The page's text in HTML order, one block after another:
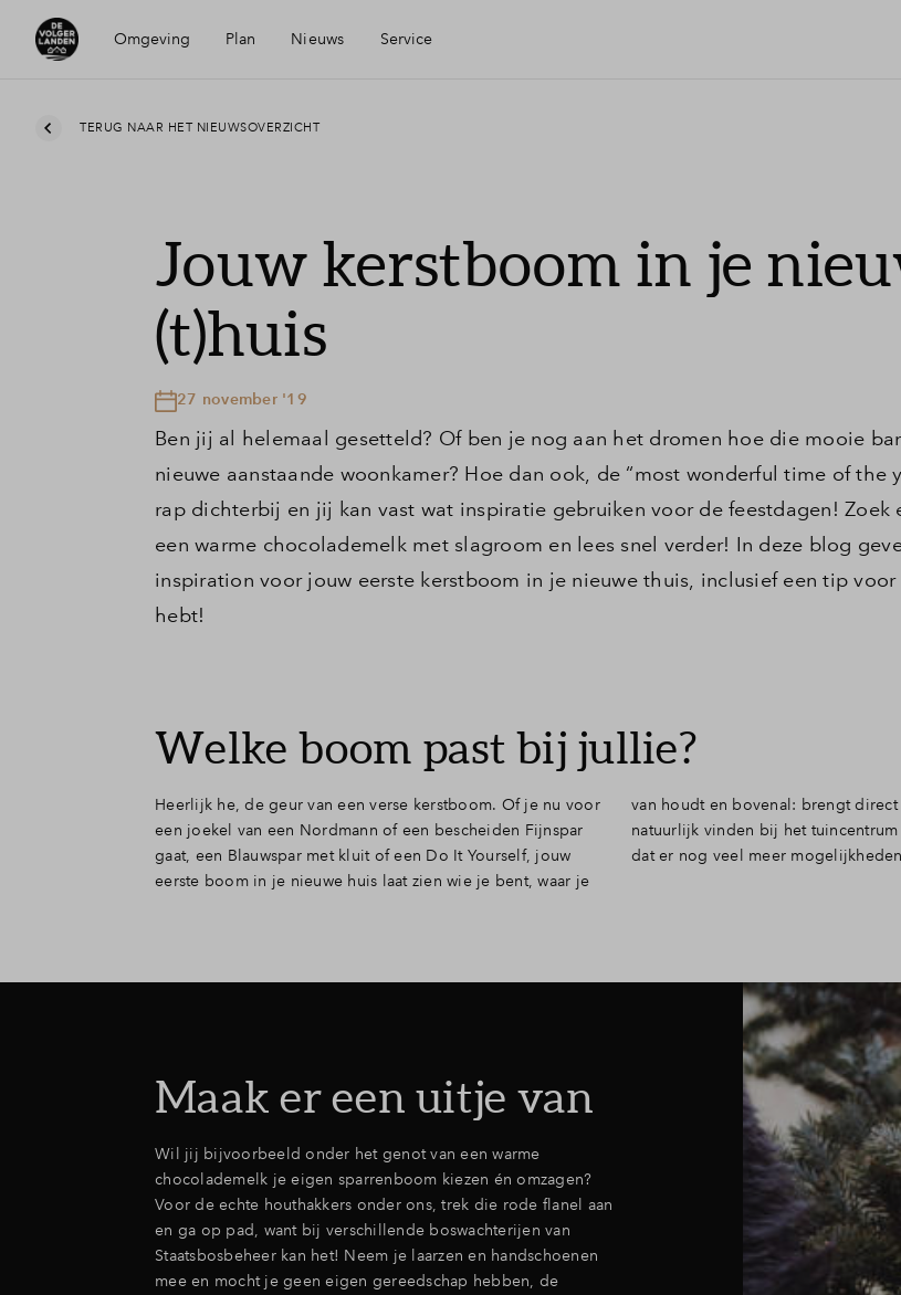
Omgeving
Ligging
Hendrik-Ido-Ambacht
Plan
Visie
Duurzaamheid
Planning
Nieuws Service
Mijn Eigen Huis
Financiering
Woning kopen
Veelgestelde vragen
Contact
TERUG NAAR HET NIEUWSOVERZICHT
Jouw kerstboom in je
(t)huis
27 november '19
Ben jij al helemaal gesetteld? Of ben je nog aan het dromen hoe die mooie
nieuwe aanstaande woonkamer? Hoe dan ook, de “most wonderful time of the
rap dichterbij en jij kan vast wat inspiratie gebruiken voor de feestdagen! Zoek
een warme chocolademelk met slagroom en lees snel verder! In deze blog
inspiration voor jouw eerste kerstboom in je nieuwe thuis, inclusief een tip
hebt!
Welke boom past bij jullie?
Heerlijk he, de geur van een verse kerstboom. Of je nu voor
een joekel van een Nordmann of een bescheiden Fijnspar
gaat, een Blauwspar met kluit of een Do It Yourself, jouw
eerste boom in je nieuwe huis laat zien wie je bent, waar je
van houdt en bovenal: brengt direct sfeer. Je kan jouw boom
natuurlijk vinden bij het tuincentrum om de hoek, maar wist je
dat er nog veel meer
Maak er een uitje van
Wil jij bijvoorbeeld onder het genot van een warme
chocolademelk je eigen sparrenboom kiezen én omzagen?
Voor de echte houthakkers onder ons, trek die rode flanel aan
en ga op pad, want bij verschillende boswachterijen van
Staatsbosbeheer kan het! Neem je laarzen en handschoenen
mee en mocht je geen eigen gereedschap hebben, de